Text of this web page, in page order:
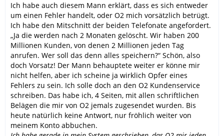
Ich habe auch diesem Mann erklärt, dass es sich entweder
um einen Fehler handelt, oder O2 mich vorsätzlich betrügt.
Ich habe den Mitschnitt der beiden Telefonate angefordert.
„Ja die werden nach 2 Monaten gelöscht. Wir haben 200
Millionen Kunden, von denen 2 Millionen jeden Tag
anrufen. Wer soll das denn alles speichern?“ Schön, also
doch Vorsatz! Der Mann behauptete weiter er könne mir
nicht helfen, aber ich scheine ja wirklich Opfer eines
Fehlers zu sein. Ich solle doch an den O2 Kundenservice
schreiben. Das habe ich, 4 Seiten, mit allen schriftlichen
Belägen die mir von O2 jemals zugesendet wurden. Bis
heute natürlich keine Antwort, nur fröhlich weiter von
meinem Konto abbuchen.